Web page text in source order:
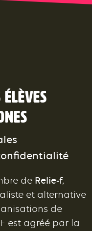
élèves
de Relie-f,
et alternative
de
est agréé par la